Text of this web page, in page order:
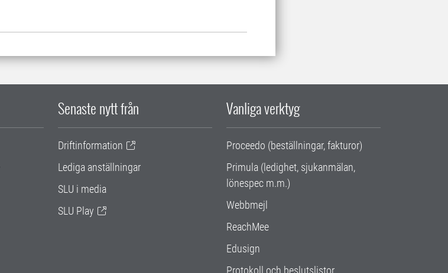
Senaste nytt från
Driftinformation
Lediga anställningar
SLU i media
SLU Play
Vanliga verktyg
Proceedo (beställningar, fakturor)
Primula (ledighet, sjukanmälan,
lönespec m.m.)
Webbmejl
ReachMee
Edusign
Protokoll och beslutslistor